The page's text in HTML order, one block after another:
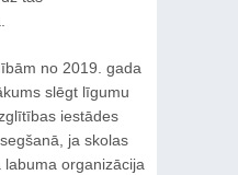
no 2019. gada
slēgt līgumu
iestādes
ja skolas
organizācija